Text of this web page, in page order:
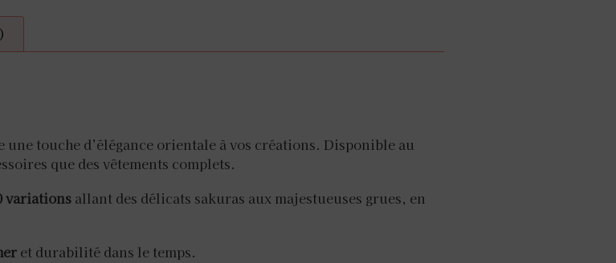
une touche d’élégance orientale à vos créations. Disponible au
que des vêtements complets.
variations allant des délicats sakuras aux majestueuses grues, en
et durabilité dans le temps.